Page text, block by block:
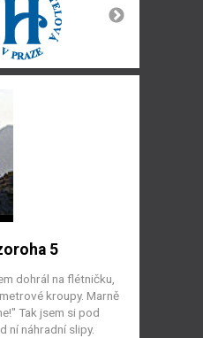
5
dohrál na flétničku,
kroupy. Marně
Tak jsem si pod
ní náhradní slipy.